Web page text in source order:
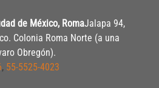
de México, RomaJalapa 94,
Colonia Roma Norte (a una
Obregón).
, 55-5525-4023